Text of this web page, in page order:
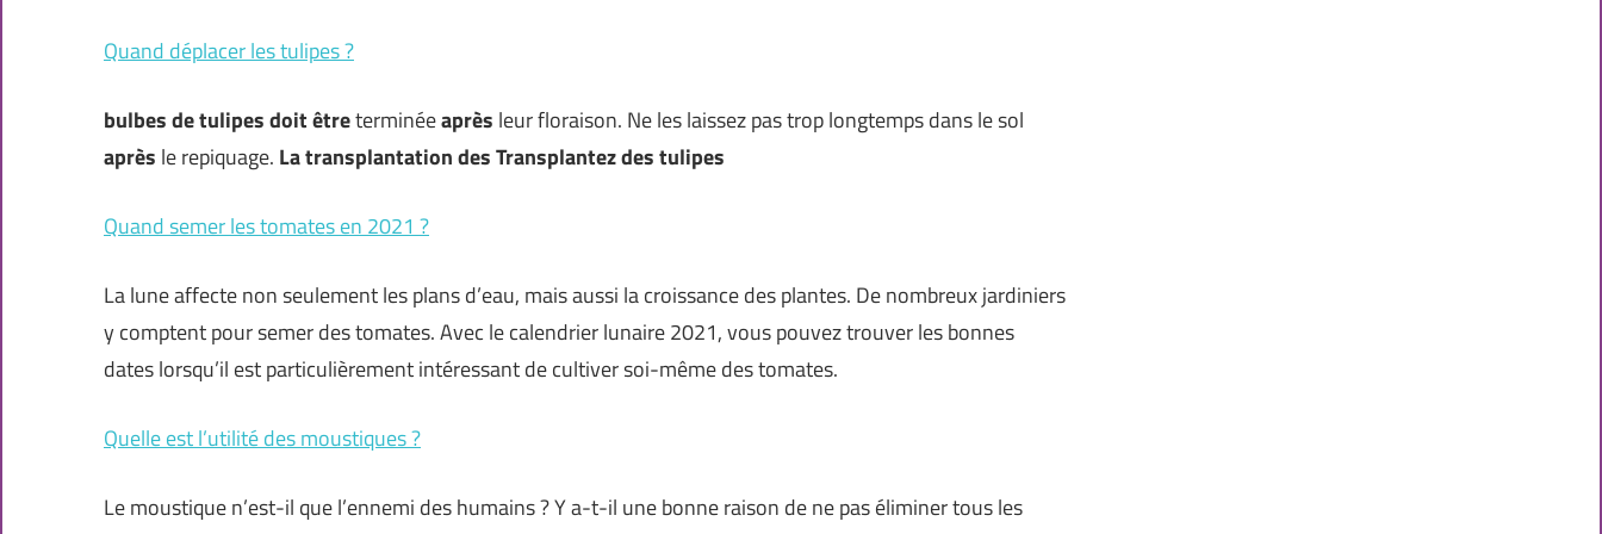
Quand déplacer les tulipes ?
bulbes de tulipesdoit êtreterminéeaprès leur floraison. Ne les laissez pas trop longtemps dans le sol
après le repiquage. La transplantation des Transplantez des tulipes
Quand semer les tomates en 2021 ?
La lune affecte non seulement les plans d’eau, mais aussi la croissance des plantes. De nombreux jardiniers
y comptent pour semer des tomates. Avec le calendrier lunaire 2021, vous pouvez trouver les bonnes
dates lorsqu’il est particulièrement intéressant de cultiver soi-même des tomates.
Quelle est l’utilité des moustiques ?
Le moustique n’est-il que l’ennemi des humains ? Y a-t-il une bonne raison de ne pas éliminer tous les